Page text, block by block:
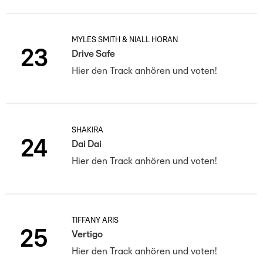
23
MYLES SMITH & NIALL HORAN
Drive Safe
Hier den Track anhören und voten!
24
SHAKIRA
Dai Dai
Hier den Track anhören und voten!
25
TIFFANY ARIS
Vertigo
Hier den Track anhören und voten!